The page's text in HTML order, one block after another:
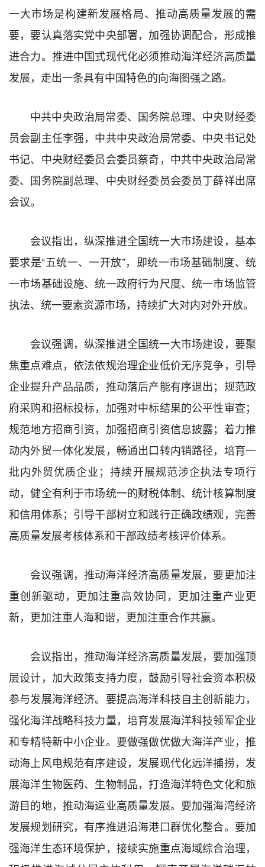
一大市场是构建新发展格局、推动高质量发展的需
要，要认真落实党中央部署，加强协调配合，形成推
进合力。推进中国式现代化必须推动海洋经济高质量
发展，走出一条具有中国特色的向海图强之路。
中共中央政治局常委、国务院总理、中央财经委
员会副主任李强，中共中央政治局常委、中央书记处
书记、中央财经委员会委员蔡奇，中共中央政治局常
委、国务院副总理、中央财经委员会委员丁薛祥出席
会议。
会议指出，纵深推进全国统一大市场建设，基本
要求是“五统一、一开放”，即统一市场基础制度、统
一市场基础设施、统一政府行为尺度、统一市场监管
执法、统一要素资源市场，持续扩大对内对外开放。
会议强调，纵深推进全国统一大市场建设，要聚
焦重点难点，依法依规治理企业低价无序竞争，引导
企业提升产品品质，推动落后产能有序退出；规范政
府采购和招标投标，加强对中标结果的公平性审查；
规范地方招商引资，加强招商引资信息披露；着力推
动内外贸一体化发展，畅通出口转内销路径，培育一
批内外贸优质企业；持续开展规范涉企执法专项行
动，健全有利于市场统一的财税体制、统计核算制度
和信用体系；引导干部树立和践行正确政绩观，完善
高质量发展考核体系和干部政绩考核评价体系。
会议强调，推动海洋经济高质量发展，要更加注
重创新驱动，更加注重高效协同，更加注重产业更
新，更加注重人海和谐，更加注重合作共赢。
会议指出，推动海洋经济高质量发展，要加强顶
层设计，加大政策支持力度，鼓励引导社会资本积极
参与发展海洋经济。要提高海洋科技自主创新能力，
强化海洋战略科技力量，培育发展海洋科技领军企业
和专精特新中小企业。要做强做优做大海洋产业，推
动海上风电规范有序建设，发展现代化远洋捕捞，发
展海洋生物医药、生物制品，打造海洋特色文化和旅
游目的地，推动海运业高质量发展。要加强海湾经济
发展规划研究，有序推进沿海港口群优化整合。要加
强海洋生态环境保护，接续实施重点海域综合治理，